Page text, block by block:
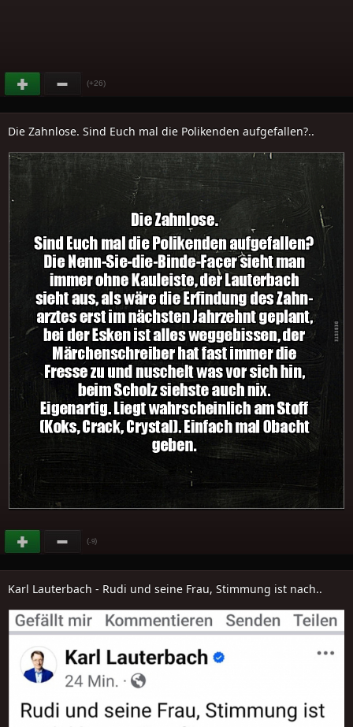
(+26)
Die Zahnlose. Sind Euch mal die Polikenden aufgefallen?..
(-9)
Karl Lauterbach - Rudi und seine Frau, Stimmung ist nach..